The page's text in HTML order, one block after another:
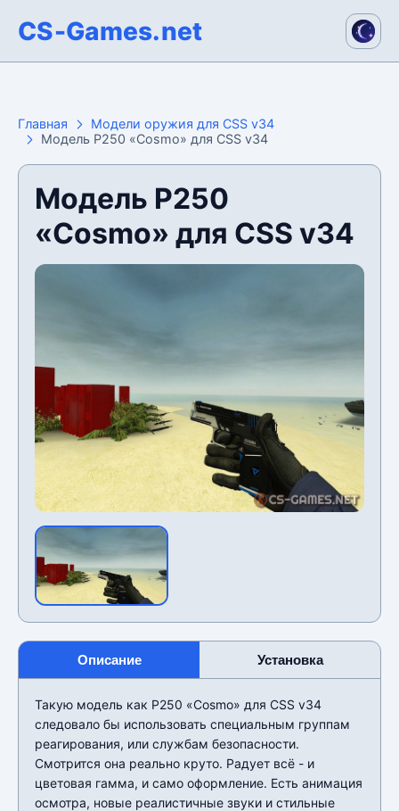
CS-Games.net
Главная
Модели оружия для CSS v34
Модель P250 «Cosmo» для CSS v34
Модель P250
«Cosmo» для CSS v34
Описание Установка
Такую модель как P250 «Cosmo» для CSS v34
следовало бы использовать специальным группам
реагирования, или службам безопасности.
Смотрится она реально круто. Радует всë - и
цветовая гамма, и само оформление. Есть анимация
осмотра, новые реалистичные звуки и стильные